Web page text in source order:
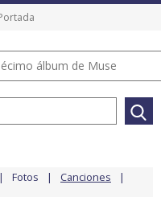
álbum de Muse
Fotos Canciones